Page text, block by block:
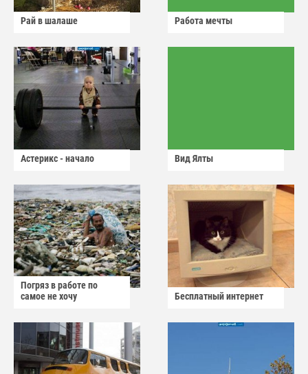
Рай в шалаше Работа мечты
Астерикс - начало Вид Ялты
Погряз в работе по
самое не хочу
Бесплатный интернет